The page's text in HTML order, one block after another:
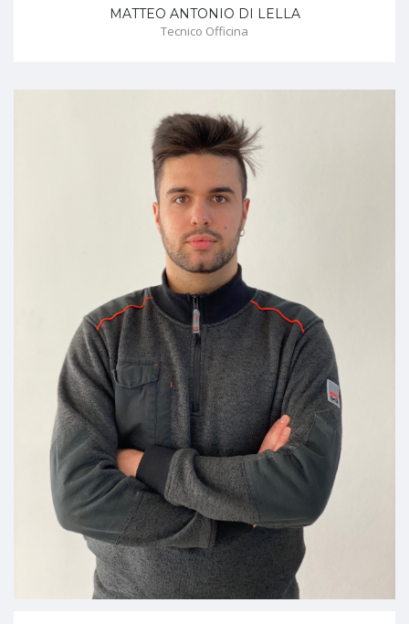
MATTEO ANTONIO DI LELLA
Tecnico Officina